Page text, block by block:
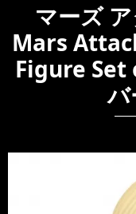
マーズ
Mars
Figure Set
バ